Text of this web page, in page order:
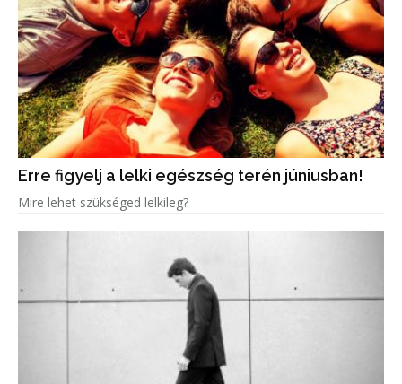
Erre figyelj a lelki egészség terén júniusban!
Mire lehet szükséged lelkileg?